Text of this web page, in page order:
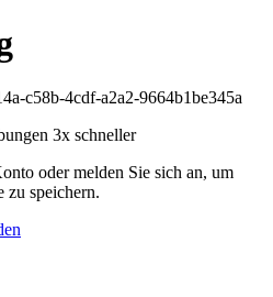
c58b-4cdf-a2a2-9664b1be345a
3x schneller
oder melden Sie sich an, um
zu speichern.